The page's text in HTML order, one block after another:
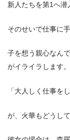
新人たちを第1へ潜
そのせいで仕事に
子を想う親心なん
がイライラします。
「大人しく仕事を
が、火華もどうし